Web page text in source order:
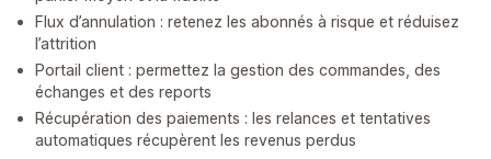
Flux d’annulation : retenez les abonnés à risque et réduisez
l’attrition
Portail client : permettez la gestion des commandes, des
échanges et des reports
Récupération des paiements : les relances et tentatives
automatiques récupèrent les revenus perdus